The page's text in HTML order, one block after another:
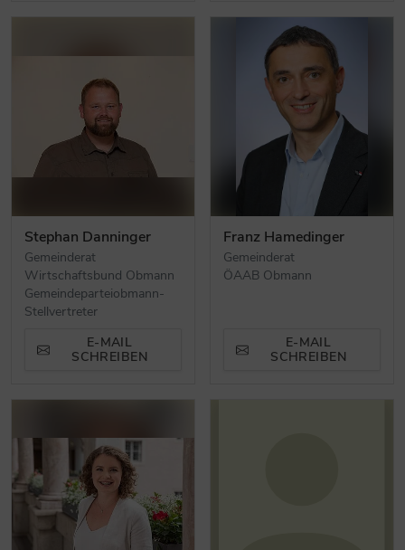
Stephan Danninger
Gemeinderat
Wirtschaftsbund Obmann
Gemeindeparteiobmann-
Stellvertreter
E-MAIL
SCHREIBEN
Franz Hamedinger
Gemeinderat
ÖAAB Obmann
E-MAIL
SCHREIBEN